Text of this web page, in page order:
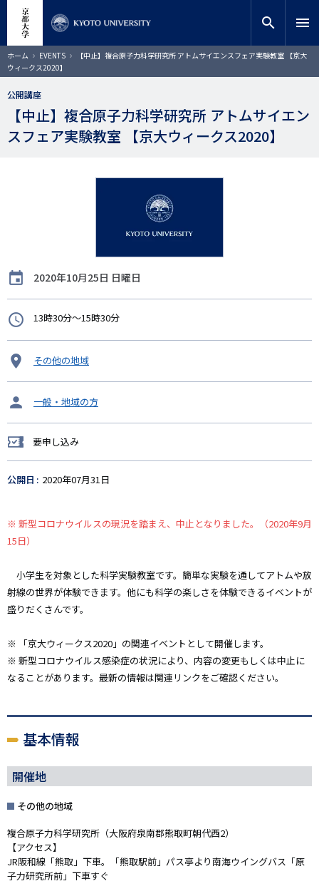
コ
ン
テ
ン
サイト内検索
検索
search menu
ホーム EVENTS
【中止】複合原子力科学研究所 アトムサイエンスフェア実験教室 【京大
ウィークス2020】
公開講座
【中止】複合原子力科学研究所 アトムサイエン
スフェア実験教室 【京大ウィークス2020】
開
催
日
2020年10月25日 日曜日
時
13時30分～15時30分
開
催
地
その他の地域
タ
ッ
ト
一般・地域の方
要
申
し
要申し込み
公開日 2020年07月31日
※ 新型コロナウイルスの現況を踏まえ、中止となりました。（2020年9月
15日）
小学生を対象とした科学実験教室です。簡単な実験を通してアトムや放
射線の世界が体験できます。他にも科学の楽しさを体験できるイベントが
盛りだくさんです。
※ 「京大ウィークス2020」の関連イベントとして開催します。
※ 新型コロナウイルス感染症の状況により、内容の変更もしくは中止に
なることがあります。最新の情報は関連リンクをご確認ください。
基本情報
開催地
その他の地域
複合原子力科学研究所（大阪府泉南郡熊取町朝代西2）
【アクセス】
JR阪和線「熊取」下車。「熊取駅前」パス亭より南海ウイングバス「原
子力研究所前」下車すぐ